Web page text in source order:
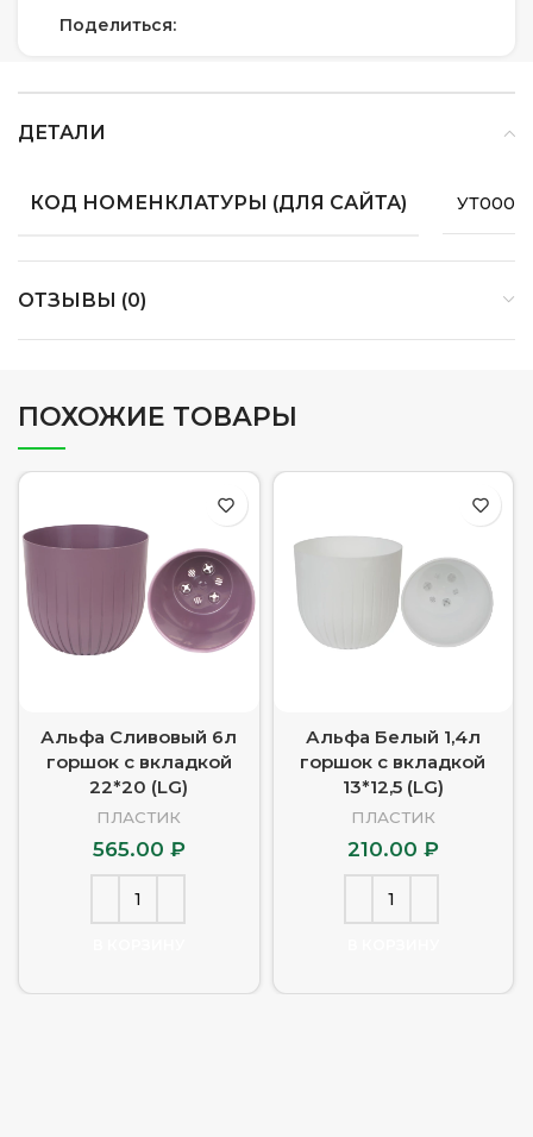
Поделиться:
ДЕТАЛИ
КОД НОМЕНКЛАТУРЫ (ДЛЯ САЙТА)
ОТЗЫВЫ (0)
ПОХОЖИЕ ТОВАРЫ
Альфа Сливовый 6л
горшок с вкладкой
22*20 (LG)
ПЛАСТИК
565.00 ₽
Альфа Белый 1,4л
горшок с вкладкой
13*12,5 (LG)
ПЛАСТИК
210.00 ₽